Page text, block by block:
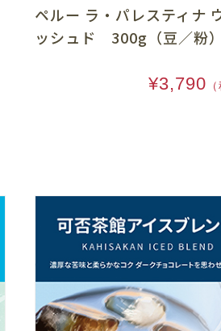
ペルー ラ・パレスティナ
ッシュド 300g（豆／粉）
¥3,790